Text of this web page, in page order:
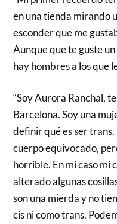
en una tienda mirando
esconder que me
Aunque que te guste
hay hombres a los que
“Soy Aurora Ranchal,
Barcelona. Soy una
definir qué es ser
cuerpo equivocado,
horrible. En mi caso mi
alterado algunas
son una mierda y no
cis ni como trans.